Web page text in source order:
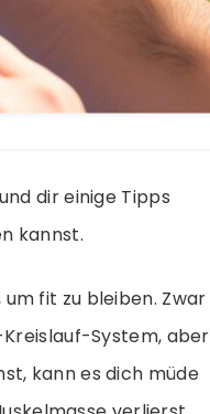
dir einige Tipps
kannst.
fit zu bleiben. Zwar
System, aber
kann es dich müde